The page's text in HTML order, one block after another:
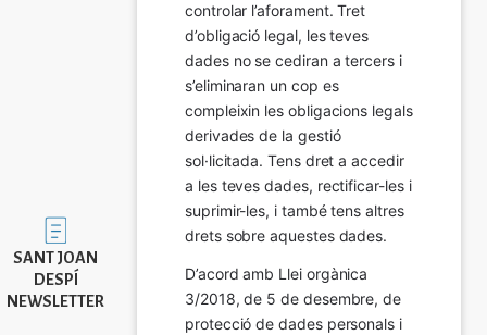
Imatge
SANT JOAN
DESPÍ
NEWSLETTER
controlar l’aforament. Tret
d’obligació legal, les teves
dades no se cediran a tercers i
s’eliminaran un cop es
compleixin les obligacions legals
derivades de la gestió
sol·licitada. Tens dret a accedir
a les teves dades, rectificar-les i
suprimir-les, i també tens altres
drets sobre aquestes dades.
D’acord amb Llei orgànica
3/2018, de 5 de desembre, de
protecció de dades personals i